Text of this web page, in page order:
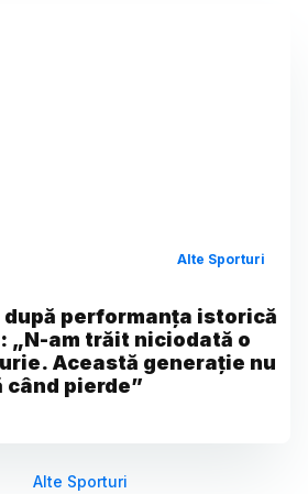
Alte Sporturi
după performanța istorică
„N-am trăit niciodată o
Această generație nu
când pierde”
Alte Sporturi